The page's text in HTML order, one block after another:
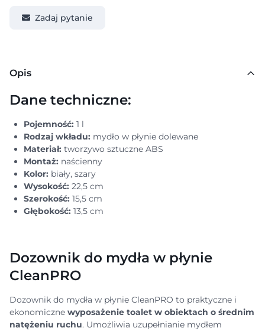
Zadaj pytanie
Opis
Dane techniczne:
Pojemność: 1 l
Rodzaj wkładu: mydło w płynie dolewane
Materiał: tworzywo sztuczne ABS
Montaż: naścienny
Kolor: biały, szary
Wysokość: 22,5 cm
Szerokość: 15,5 cm
Głębokość: 13,5 cm
Dozownik do mydła w płynie
CleanPRO
Dozownik do mydła w płynie CleanPRO to praktyczne i
ekonomiczne wyposażenie toalet w obiektach o średnim
natężeniu ruchu. Umożliwia uzupełnianie mydłem